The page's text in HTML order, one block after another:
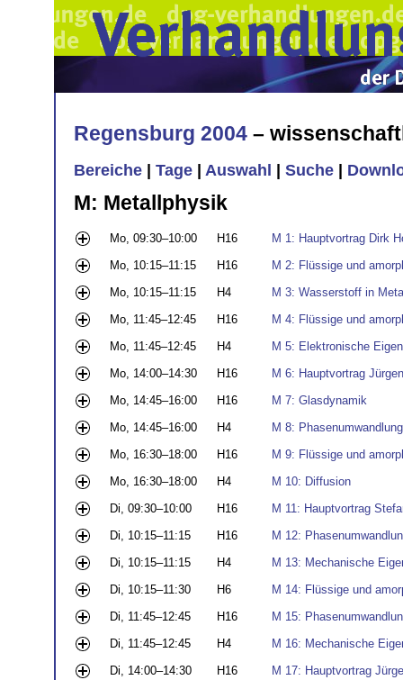
Regensburg 2004 –
Bereiche Tage Auswahl Suche
M: Metallphysik
Mo, 09:30–10:00 H16
M 1: Hauptvortrag Dirk
Mo, 10:15–11:15
H16
M 2: Flüssige und
Mo, 10:15–11:15
H4
M 3: Wasserstoff in
Mo, 11:45–12:45
H16
M 4: Flüssige und
Mo, 11:45–12:45
H4
M 5: Elektronische
Mo, 14:00–14:30
H16
M 6: Hauptvortrag
Mo, 14:45–16:00
H16
M 7: Glasdynamik
Mo, 14:45–16:00
H4
M 8:
Mo, 16:30–18:00
H16
M 9: Flüssige und
Mo, 16:30–18:00
H4
M 10: Diffusion
Di, 09:30–10:00
H16
M 11: Hauptvortrag
Di, 10:15–11:15
H16
M 12:
Di, 10:15–11:15
H4
M 13: Mechanische
Di, 10:15–11:30
H6
M 14: Flüssige und
Di, 11:45–12:45
H16
M 15:
Di, 11:45–12:45
H4
M 16: Mechanische
Di, 14:00–14:30
H16
M 17: Hauptvortrag